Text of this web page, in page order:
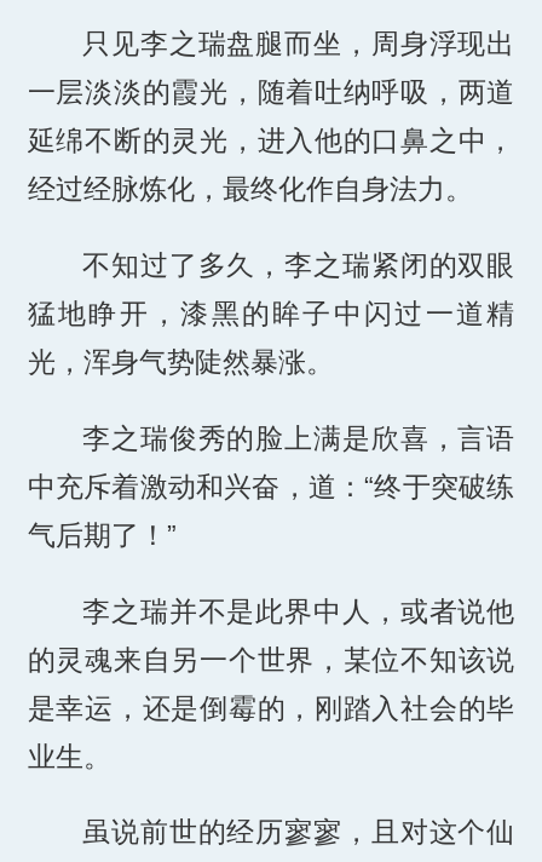
只见李之瑞盘腿而坐，周身浮现出
一层淡淡的霞光，随着吐纳呼吸，两道
延绵不断的灵光，进入他的口鼻之中，
经过经脉炼化，最终化作自身法力。
不知过了多久，李之瑞紧闭的双眼
猛地睁开，漆黑的眸子中闪过一道精
光，浑身气势陡然暴涨。
李之瑞俊秀的脸上满是欣喜，言语
中充斥着激动和兴奋，道：“终于突破练
气后期了！”
李之瑞并不是此界中人，或者说他
的灵魂来自另一个世界，某位不知该说
是幸运，还是倒霉的，刚踏入社会的毕
业生。
虽说前世的经历寥寥，且对这个仙